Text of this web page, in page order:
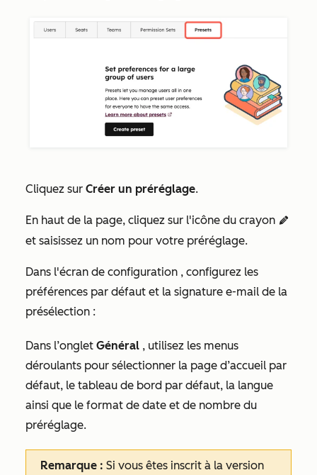
Cliquez sur Créer un préréglage.
En haut de la page, cliquez sur l'icône du crayon edit
et saisissez un nom pour votre préréglage.
Dans l'écran de configuration , configurez les
préférences par défaut et la signature e-mail de la
présélection :
Dans l’onglet Général , utilisez les menus
déroulants pour sélectionner la page d’accueil par
défaut, le tableau de bord par défaut, la langue
ainsi que le format de date et de nombre du
préréglage.
Remarque : Si vous êtes inscrit à la version